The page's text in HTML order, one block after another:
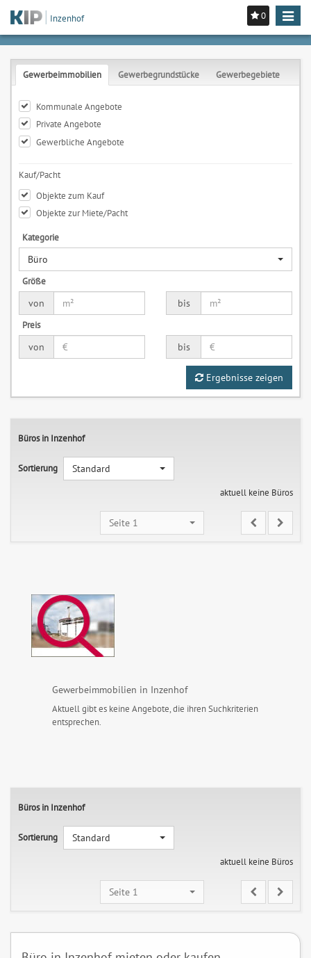
0
Toggle
Inzenhof
Gewerbeimmobilien Gewerbegrundstücke Gewerbegebiete
Kommunale Angebote
Private Angebote
Gewerbliche Angebote
Kauf/Pacht
Objekte zum Kauf
Objekte zur Miete/Pacht
Kategorie
Büro
Größe
von
bis
Preis
von
bis
Ergebnisse zeigen
Büros in Inzenhof
Sortierung
Standard
aktuell keine Büros
Seite 1
Gewerbeimmobilien in Inzenhof
Aktuell gibt es keine Angebote, die ihren Suchkriterien
entsprechen.
Büros in Inzenhof
Sortierung
Standard
aktuell keine Büros
Seite 1